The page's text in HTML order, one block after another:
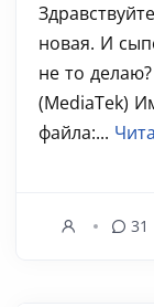
новая. И
не то
(MediaTek)
файла:...
31